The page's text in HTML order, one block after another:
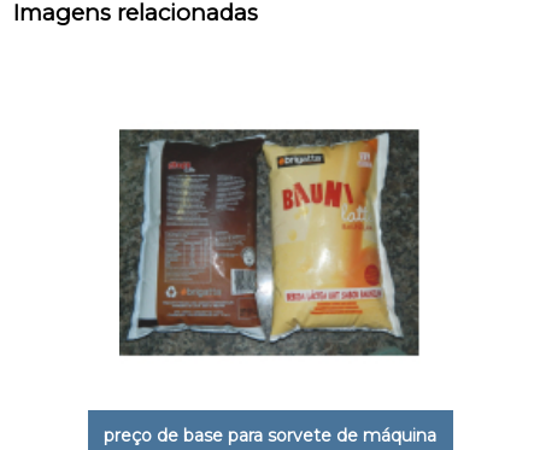
Imagens relacionadas
preço de base para sorvete de máquina